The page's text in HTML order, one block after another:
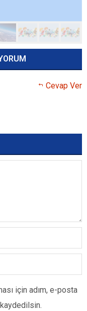
Cevap Ver
için adım, e-posta